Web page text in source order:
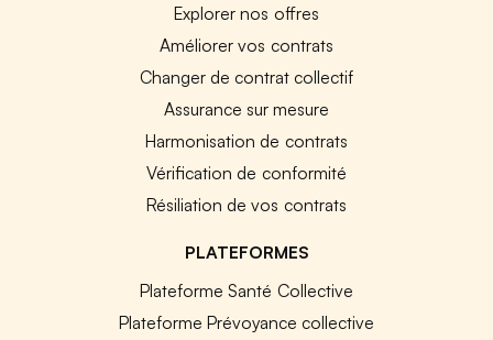
Explorer nos offres
Améliorer vos contrats
Changer de contrat collectif
Assurance sur mesure
Harmonisation de contrats
Vérification de conformité
Résiliation de vos contrats
PLATEFORMES
Plateforme Santé Collective
Plateforme Prévoyance collective